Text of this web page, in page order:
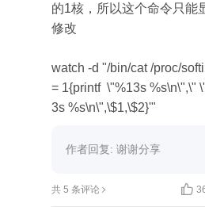
的1核，所以这个命令只能
修改
watch -d "/bin/cat /proc/
= 1{printf  \"%13s %s\n\",\"
3s %s\n\",\$1,\$2}'"
作者回复: 谢谢分享
共 5 条评论 